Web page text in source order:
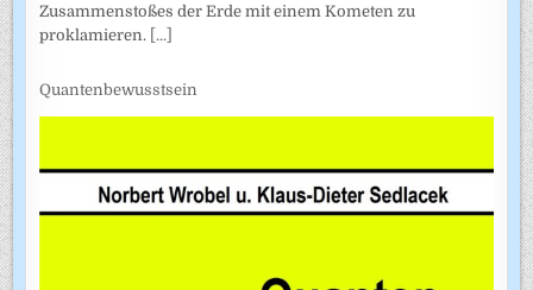
Zusammenstoßes der Erde mit einem Kometen zu
proklamieren. [...]
Quantenbewusstsein